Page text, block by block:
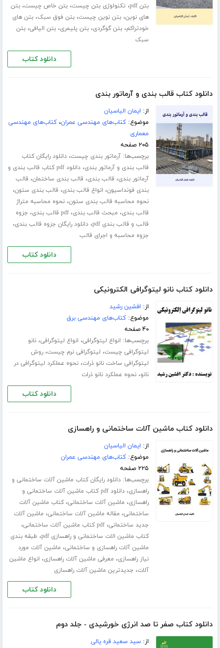
بتن pdf
، تکنولوژی بتن چیست،بتن خاص چیست،بتن
های نوین،بتن نوین چیست،بتن فوق سبک،بتن های
خودتراکم،بتن گوگردی،بتن پلیمری،بتن الیافی،بتن
سبک
دانلود کتاب
دانلود کتاب قالب بندی و آرماتور بندی
از: ایمان الیاسیان
موضوع:کتاب‌های مهندسی عمران،کتاب‌های مهندسی
معماری
۲۰۵ صفحه
برچسب‌ها:آرماتور بندی چیست،دانلود رایگان کتاب
قالب بندی و آرماتور بندی،
دانلود pdf کتاب قالب بندی و
آرماتور بندی، قالب بندی، قالب بندی ساختمان، قالب
بندی فونداسیون، انواع قالب بندی، قالب بندی ستون،
نحوه محاسبه قالب بندی ستون،نحوه محاسبه متراژ
قالب بندی، مبحث قالب بندی،pdf قالب بندی ، جزوه
قالب و قالب بندی pdf
،دانلود رایگان جزوه قالب بندی،
جزوه محاسبه و اجرای قالب
دانلود کتاب
دانلود کتاب نانو لیتوگرافی الکترونیکی
از: افشین رشید
موضوع:کتاب‌های مهندسی برق
۴۰ صفحه
برچسب‌ها: انواع لیتوگرافی، انواع لیتوگرافی،نانو
لیتوگرافی چیست، لیتوگرافی نرم چیست،روش
لیتوگرافی ساخت نانو ذرات،نحوه عملکرد لیتوگرافی در
نانو،نحوه عملکرد نانو ذرات
دانلود کتاب
دانلود کتاب ماشین آلات ساختمانی و راهسازی
از: ایمان الیاسیان
موضوع:کتاب‌های مهندسی عمران
۲۲۵ صفحه
برچسب‌ها:دانلود رایگان کتاب ماشین آلات ساختمانی و
راهسازی،
دانلود pdf کتاب ماشین آلات ساختمانی و
راهسازی، ماشین آلات ساختمانی،کتاب ماشین آلات
ساختمانی، مقاله ماشین آلات ساختمانی، ماشین آلات
جدید ساختمانی،pdf کتاب ماشین آلات ساختمانی ،
کتاب ماشین الات ساختمانی و راهسازی pdf ، طبقه بندی
ماشین آلات راهسازی و ساختمانی، ماشین آلات مورد
نیاز راهسازی، معرفی ماشین آلات راهسازی، انواع ماشین
آلات، جدیدترین ماشین آلات راهسازی
دانلود کتاب
دانلود کتاب صفر تا صد انرژی خورشیدی - جلد دوم
از:سید سعید قره یالی